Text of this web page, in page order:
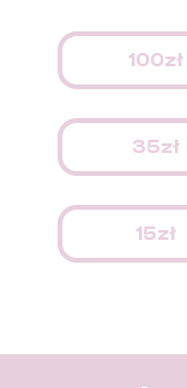
100zł
35zł
15zł